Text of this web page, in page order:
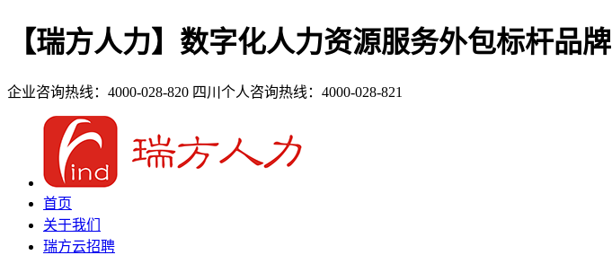
【瑞方人力】数字化人力资源服务外包标杆品牌
企业咨询热线：4000-028-820 四川个人咨询热线：4000-028-821
首页
关于我们
瑞方云招聘